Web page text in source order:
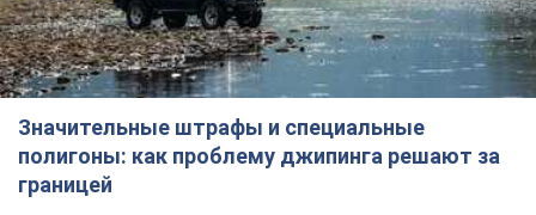
Значительные штрафы и специальные
полигоны: как проблему джипинга решают за
границей